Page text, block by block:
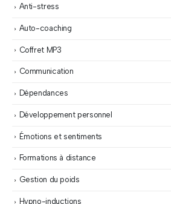
Anti-stress
Auto-coaching
Coffret MP3
Communication
Dépendances
Développement personnel
Émotions et sentiments
Formations à distance
Gestion du poids
Hypno-inductions